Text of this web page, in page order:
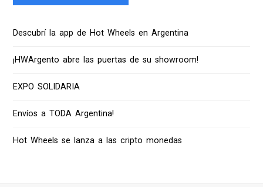
Descubrí la app de Hot Wheels en Argentina
¡HWArgento abre las puertas de su showroom!
EXPO SOLIDARIA
Envíos a TODA Argentina!
Hot Wheels se lanza a las cripto monedas